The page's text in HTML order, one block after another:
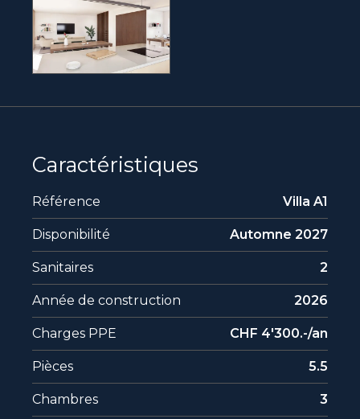
Caractéristiques
Référence Villa A1
Disponibilité Automne 2027
Sanitaires 2
Année de construction 2026
Charges PPE CHF 4'300.-/an
Pièces 5.5
Chambres 3